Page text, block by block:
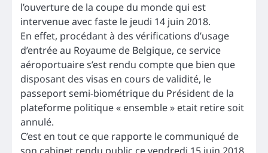
l’ouverture de la coupe du monde qui est
intervenue avec faste le jeudi 14 juin 2018.
En effet, procédant à des vérifications d’usage
d’entrée au Royaume de Belgique, ce service
aéroportuaire s’est rendu compte que bien que
disposant des visas en cours de validité, le
passeport semi-biométrique du Président de la
plateforme politique « ensemble » etait retire soit
annulé.
C’est en tout ce que rapporte le communiqué de